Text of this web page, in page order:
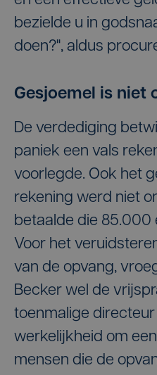
bezielde u in
doen?", aldus
Gesjoemel is niet
De verdediging
paniek een vals
voorlegde. Ook het
rekening werd niet
betaalde die 85.000
Voor het
van de opvang,
Becker wel de
toenmalige
werkelijkheid om
mensen die de